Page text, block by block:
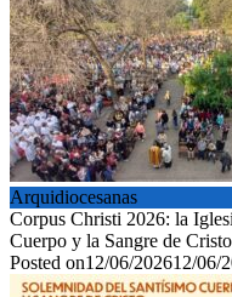
Arquidiocesanas
Corpus Christi 2026: la
Cuerpo y la Sangre de Cristo
Posted on12/06/202612/06/